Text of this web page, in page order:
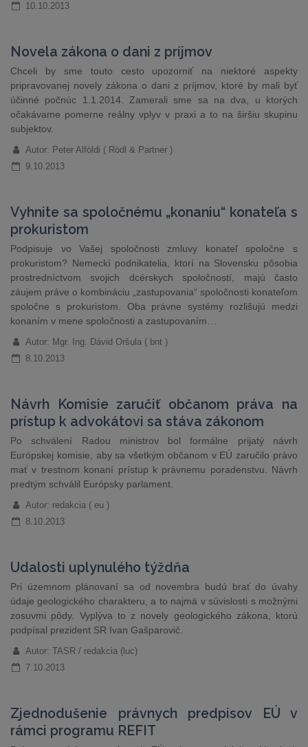
10.10.2013
Novela zákona o dani z príjmov
Chceli by sme touto cesto upozorniť na niektoré aspekty
pripravovanej novely zákona o dani z príjmov, ktoré by mali byť
účinné počnúc 1.1.2014. Zamerali sme sa na dva, u ktorých
očakávame pomerne reálny vplyv v praxi a to na širšiu skupinu
subjektov.
Autor: Peter Alföldi ( Rödl & Partner )
9.10.2013
Vyhnite sa spoločnému „konaniu“ konateľa s
prokuristom
Podpisuje vo Vašej spoločnosti zmluvy konateľ spoločne s
prokuristom? Nemeckí podnikatelia, ktorí na Slovensku pôsobia
prostredníctvom svojich dcérskych spoločností, majú často
záujem práve o kombináciu „zastupovania“ spoločnosti konateľom
spoločne s prokuristom. Oba právne systémy rozlišujú medzi
konaním v mene spoločnosti a zastupovaním…
Autor: Mgr. Ing. Dávid Oršula ( bnt )
8.10.2013
Návrh Komisie zaručiť občanom práva na
prístup k advokátovi sa stáva zákonom
Po schválení Radou ministrov bol formálne prijatý návrh
Európskej komisie, aby sa všetkým občanom v EÚ zaručilo právo
mať v trestnom konaní prístup k právnemu poradenstvu. Návrh
predtým schválil Európsky parlament.
Autor: redakcia ( eu )
8.10.2013
Udalosti uplynulého týždňa
Pri územnom plánovaní sa od novembra budú brať do úvahy
údaje geologického charakteru, a to najmä v súvislosti s možnými
zosuvmi pôdy. Vyplýva to z novely geologického zákona, ktorú
podpísal prezident SR Ivan Gašparovič.
Autor: TASR / redakcia (luc)
7.10.2013
Zjednodušenie právnych predpisov EÚ v
rámci programu REFIT